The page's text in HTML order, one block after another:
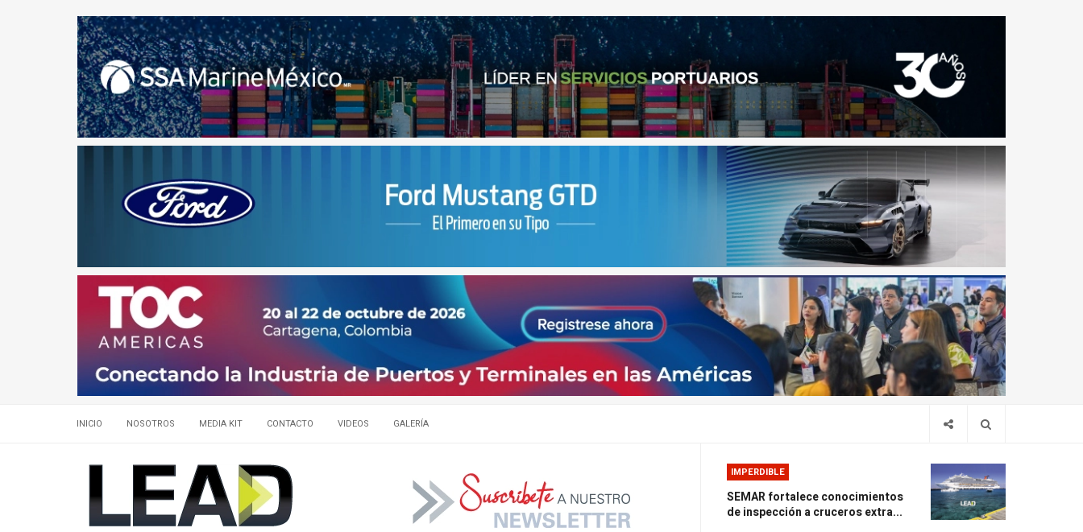
INICIO NOSOTROS MEDIA KIT CONTACTO VIDEOS GALERÍA
IMPERDIBLE
SEMAR fortalece conocimientos
de inspección a cruceros extra...